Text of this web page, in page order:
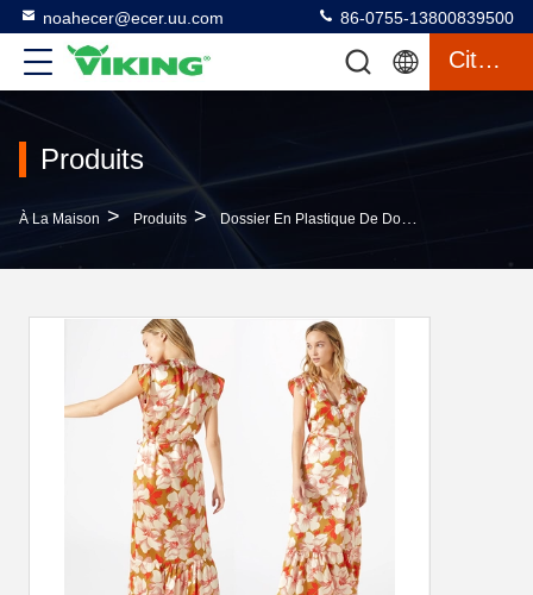
noahecer@ecer.uu.com 86-0755-13800839500
Citation
Produits
À La Maison > Produits > Dossier En Plastique De Document